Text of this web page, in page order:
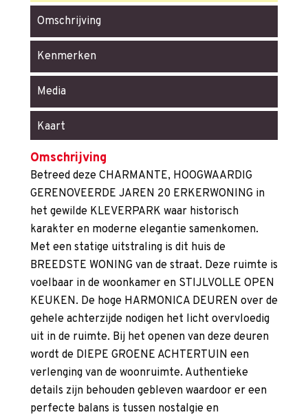
Omschrijving
Kenmerken
Media
Kaart
Omschrijving
Betreed deze CHARMANTE, HOOGWAARDIG
GERENOVEERDE JAREN 20 ERKERWONING in
het gewilde KLEVERPARK waar historisch
karakter en moderne elegantie samenkomen.
Met een statige uitstraling is dit huis de
BREEDSTE WONING van de straat. Deze ruimte is
voelbaar in de woonkamer en STIJLVOLLE OPEN
KEUKEN. De hoge HARMONICA DEUREN over de
gehele achterzijde nodigen het licht overvloedig
uit in de ruimte. Bij het openen van deze deuren
wordt de DIEPE GROENE ACHTERTUIN een
verlenging van de woonruimte. Authentieke
details zijn behouden gebleven waardoor er een
perfecte balans is tussen nostalgie en